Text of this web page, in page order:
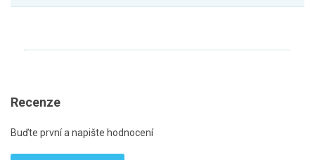
Recenze
Buďte první a napište hodnocení